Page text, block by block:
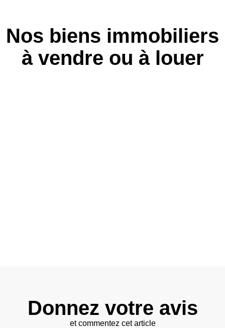
Nos biens immobiliers
à vendre ou à louer
Donnez votre avis
et commentez cet article